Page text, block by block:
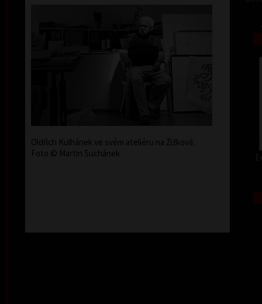
Oldřich Kulhánek ve svém ateliéru na Žižkově.
Foto © Martin Suchánek